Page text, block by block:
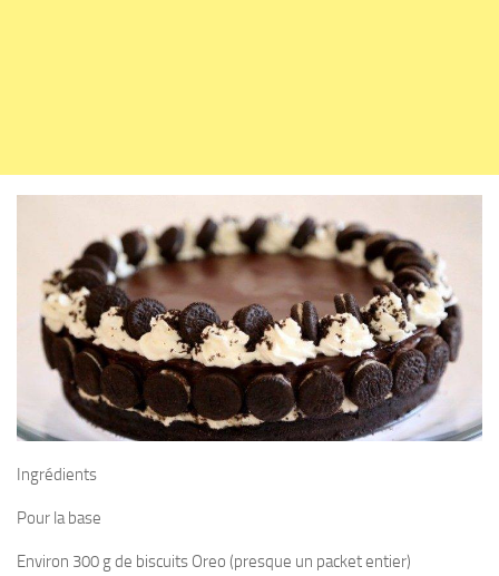
Ingrédients
Pour la base
Environ 300 g de biscuits Oreo (presque un packet entier)